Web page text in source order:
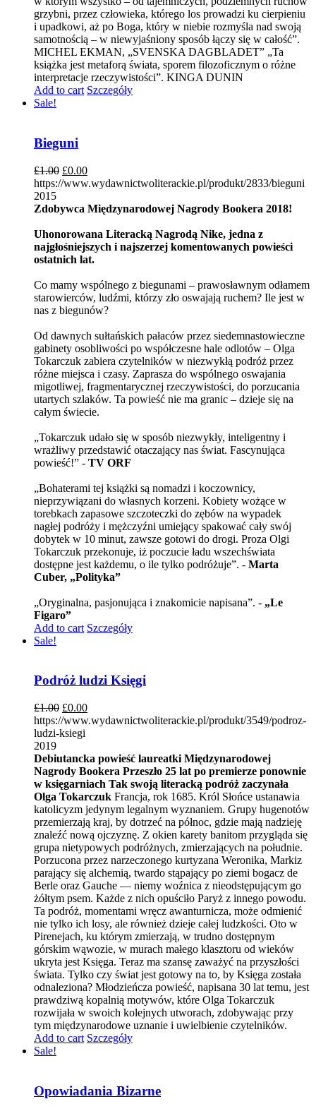
grzybni, przez człowieka, którego los prowadzi ku cierpieniu
i upadkowi, aż po Boga, który w niebie rozmyśla nad swoją
samotnością – w niewyjaśniony sposób łączy się w całość”.
MICHEL EKMAN, „SVENSKA DAGBLADET” „Ta
książka jest metaforą świata, sporem filozoficznym o różne
interpretacje rzeczywistości”. KINGA DUNIN
Add to cart Szczegóły
Sale!
Bieguni
£1.00 £0.00
https://www.wydawnictwoliterackie.pl/produkt/2833/bieguni
2015
Zdobywca Międzynarodowej Nagrody Bookera 2018!
Uhonorowana Literacką Nagrodą Nike, jedna z
najgłośniejszych i najszerzej komentowanych powieści
ostatnich lat.
Co mamy wspólnego z biegunami – prawosławnym odłamem
starowierców, ludźmi, którzy zło oswajają ruchem? Ile jest w
nas z biegunów?
Od dawnych sułtańskich pałaców przez siedemnastowieczne
gabinety osobliwości po współczesne hale odlotów – Olga
Tokarczuk zabiera czytelników w niezwykłą podróż przez
różne miejsca i czasy. Zaprasza do wspólnego oswajania
migotliwej, fragmentarycznej rzeczywistości, do porzucania
utartych szlaków. Ta powieść nie ma granic – dzieje się na
całym świecie.
„Tokarczuk udało się w sposób niezwykły, inteligentny i
wrażliwy przedstawić otaczający nas świat. Fascynująca
powieść!” - TV ORF
„Bohaterami tej książki są nomadzi i koczownicy,
nieprzywiązani do własnych korzeni. Kobiety wożące w
torebkach zapasowe szczoteczki do zębów na wypadek
nagłej podróży i mężczyźni umiejący spakować cały swój
dobytek w 10 minut, zawsze gotowi do drogi. Proza Olgi
Tokarczuk przekonuje, iż poczucie ładu wszechświata
dostępne jest każdemu, o ile tylko podróżuje”. - Marta
Cuber, „Polityka”
„Oryginalna, pasjonująca i znakomicie napisana”. - „Le
Figaro”
Add to cart Szczegóły
Sale!
Podróż ludzi Księgi
£1.00 £0.00
https://www.wydawnictwoliterackie.pl/produkt/3549/podroz-
ludzi-ksiegi
2019
Debiutancka powieść laureatki Międzynarodowej
Nagrody Bookera Przeszło 25 lat po premierze ponownie
w księgarniach Tak swoją literacką podróż zaczynała
Olga Tokarczuk Francja, rok 1685. Król Słońce ustanawia
katolicyzm jedynym legalnym wyznaniem. Grupy hugenotów
przemierzają kraj, by dotrzeć na północ, gdzie mają nadzieję
znaleźć nową ojczyznę. Z okien karety banitom przygląda się
grupa nietypowych podróżnych, zmierzających na południe.
Porzucona przez narzeczonego kurtyzana Weronika, Markiz
parający się alchemią, twardo stąpający po ziemi bogacz de
Berle oraz Gauche — niemy woźnica z nieodstępującym go
żółtym psem. Każde z nich opuściło Paryż z innego powodu.
Ta podróż, momentami wręcz awanturnicza, może odmienić
nie tylko ich losy, ale również dzieje całej ludzkości. Oto w
Pirenejach, ku którym zmierzają, w trudno dostępnym
górskim wąwozie, w murach małego klasztoru od wieków
ukryta jest Księga. Teraz ma szansę zaważyć na przyszłości
świata. Tylko czy świat jest gotowy na to, by Księga została
odnaleziona? Młodzieńcza powieść, napisana 30 lat temu, jest
prawdziwą kopalnią motywów, które Olga Tokarczuk
rozwijała w swoich kolejnych utworach, zdobywając przy
tym międzynarodowe uznanie i uwielbienie czytelników.
Add to cart Szczegóły
Sale!
Opowiadania Bizarne